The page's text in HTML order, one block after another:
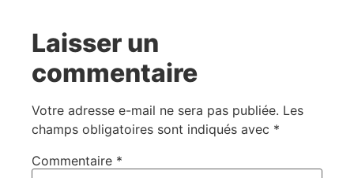
Laisser un
commentaire
Votre adresse e-mail ne sera pas publiée. Les
champs obligatoires sont indiqués avec *
Commentaire *